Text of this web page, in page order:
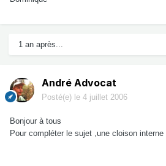
1 an après...
André Advocat
Posté(e) le 4 juillet 2006
Bonjour à tous
Pour compléter le sujet ,une cloison interne